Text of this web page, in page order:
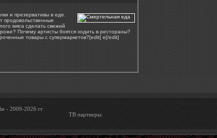
и презервативы в еде.
продовольственные
мяса сделать свежий
Почему артисты боятся ходить в рестораны?
товары с супермаркетов?[edit] e[/edit]
- 2009-2026 гг
ТВ партнеры: